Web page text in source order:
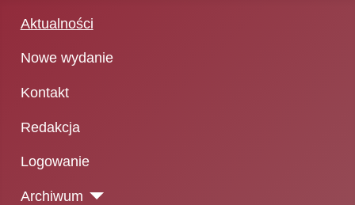
Aktualności
Nowe wydanie
Kontakt
Redakcja
Logowanie
Archiwum